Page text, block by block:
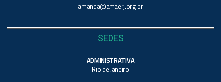
amanda@amaerj.org.br
SEDES
ADMINISTRATIVA
Rio de Janeiro